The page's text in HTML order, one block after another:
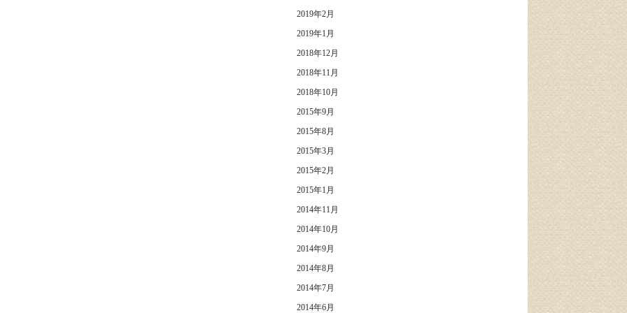
2019年2月
2019年1月
2018年12月
2018年11月
2018年10月
2015年9月
2015年8月
2015年3月
2015年2月
2015年1月
2014年11月
2014年10月
2014年9月
2014年8月
2014年7月
2014年6月